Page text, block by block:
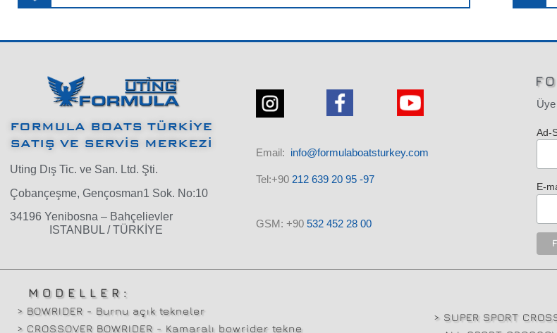
FORMULA BOATS TÜRKİYE
SATIŞ VE SERVİS MERKEZİ
Uting Dış Tic. ve San. Ltd. Şti.
Çobançeşme, Gençosman1 Sok. No:10
34196 Yenibosna – Bahçelievler
ISTANBUL / TÜRKİYE
Email: info@formulaboatsturkey.com
Tel:+90212 639 20 95 -97
GSM: +90 532452 2800
Ad-
E-
MODELLER:
> BOWRIDER - Burnu açık tekneler
> CROSSOVER BOWRIDER - Kamaralı bowrider tekne
> SUPER SPORT